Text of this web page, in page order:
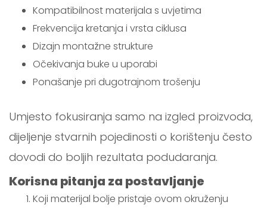
Kompatibilnost materijala s uvjetima
Frekvencija kretanja i vrsta ciklusa
Dizajn montažne strukture
Očekivanja buke u uporabi
Ponašanje pri dugotrajnom trošenju
Umjesto fokusiranja samo na izgled proizvoda,
dijeljenje stvarnih pojedinosti o korištenju često
dovodi do boljih rezultata podudaranja.
Korisna pitanja za postavljanje
Koji materijal bolje pristaje ovom okruženju